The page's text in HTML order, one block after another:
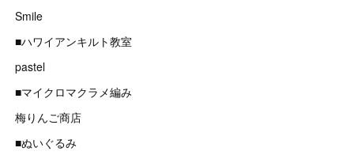
Smile
■ハワイアンキルト教室
pastel
■マイクロマクラメ編み
梅りんご商店
■ぬいぐるみ